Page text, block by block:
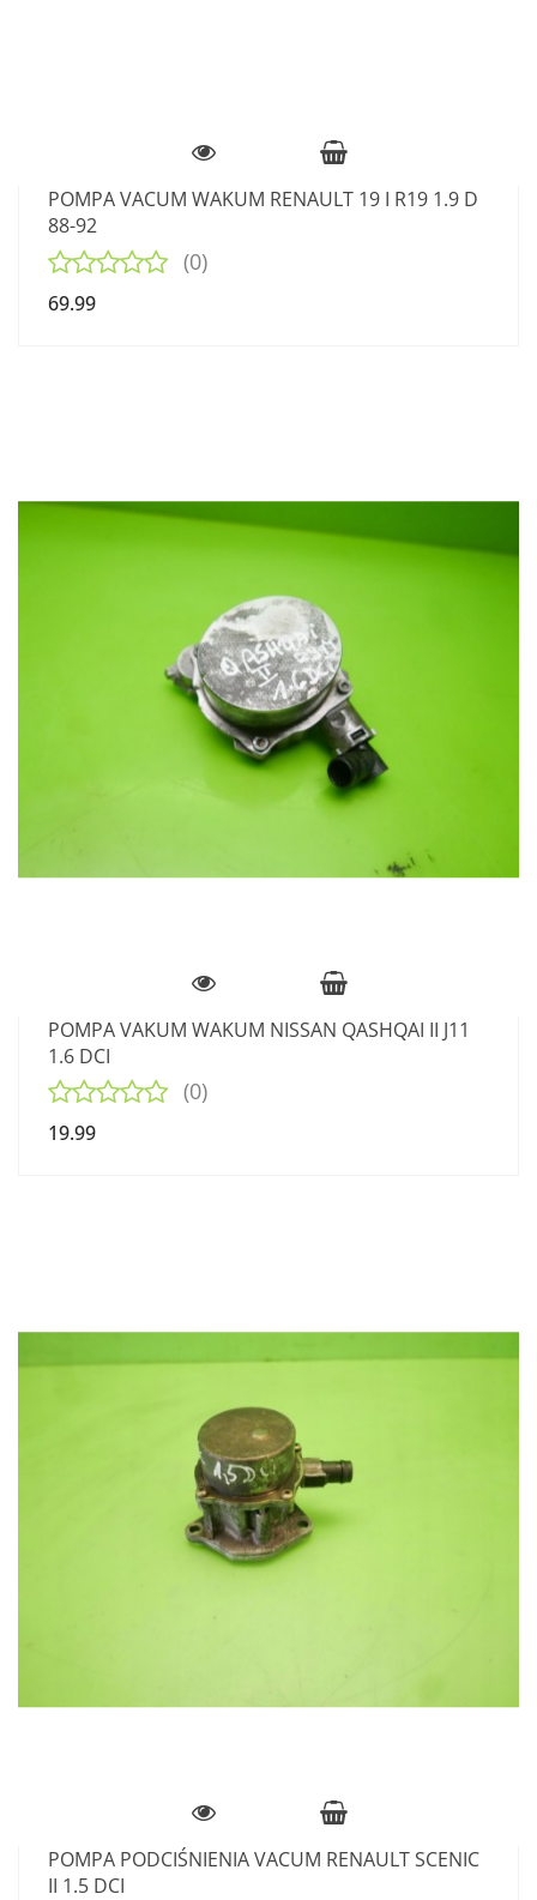
POMPA VACUM WAKUM RENAULT 19 I R19 1.9 D
88-92
(0)
69.99
POMPA VAKUM WAKUM NISSAN QASHQAI II J11
1.6 DCI
(0)
19.99
POMPA PODCIŚNIENIA VACUM RENAULT SCENIC
II 1.5 DCI